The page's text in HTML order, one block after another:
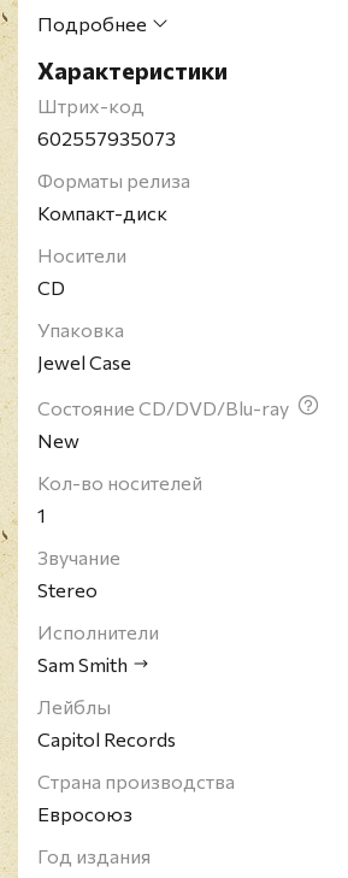
97,328 комбинированных единиц
дав Смиту его второй чарттоппер в
Великобриании, после его
альбмоа In The Lonely Hour (2014).
Chart, как и его предыдущий
Hour. Он также дебютировал на
Ирландии и Шотландии.
Альбом возглавил американский
эквивалентных единиц, включая
истинных продаж, став первым
чарттоппером в США. Он также
диском на позиции № 1 в Канаде
Chart), с дебютным тиражом
включая 9,500 копий.
Подробнее
Характеристики
Штрих-код
602557935073
Форматы релиза
Компакт-диск
Носители
CD
Упаковка
Jewel Case
Состояние CD/DVD/Blu-ray
New
Кол-во носителей
1
Звучание
Stereo
Исполнители
Sam Smith
Лейблы
Capitol Records
Страна производства
Евросоюз
Год издания